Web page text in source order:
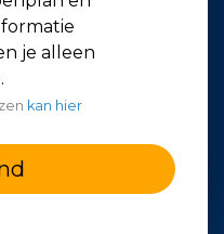
je alleen
kan hier